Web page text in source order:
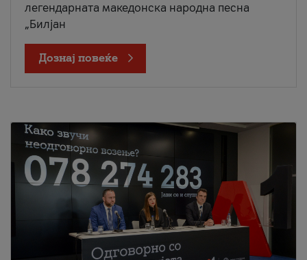
легендарната македонска народна песна
„Билјан
Дознај повеќе